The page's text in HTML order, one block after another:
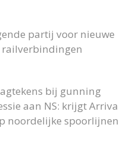
partij voor nieuwe
bij gunning
aan NS: krijgt Arriva
noordelijke spoorlijnen